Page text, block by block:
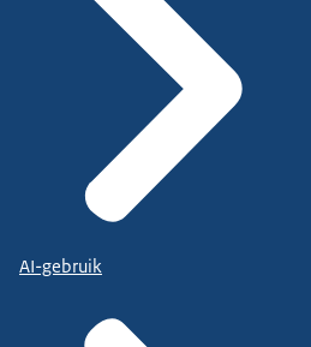
AI-gebruik